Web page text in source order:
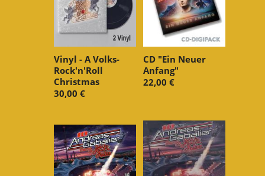
Vinyl - A Volks-
Rock'n'Roll
Christmas
30,00 €
CD "Ein Neuer
Anfang"
22,00 €